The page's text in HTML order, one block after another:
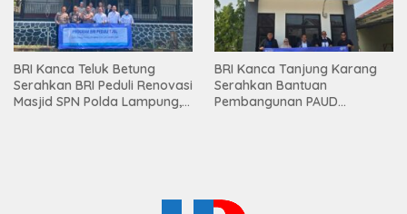
BRI Kanca Teluk Betung
Serahkan BRI Peduli Renovasi
Masjid SPN Polda Lampung,
BRI Kanca Tanjung Karang
Serahkan Bantuan
Pembangunan PAUD